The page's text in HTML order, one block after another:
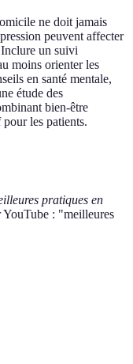
ne doit jamais
peuvent affecter
un suivi
moins orienter les
en santé mentale,
étude des
bien-être
les patients.
pratiques en
YouTube : "meilleures